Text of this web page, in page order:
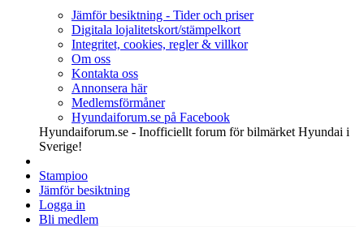
Jämför besiktning - Tider och priser
Digitala lojalitetskort/stämpelkort
Integritet, cookies, regler & villkor
Om oss
Kontakta oss
Annonsera här
Medlemsförmåner
Hyundaiforum.se på Facebook
Hyundaiforum.se - Inofficiellt forum för bilmärket Hyundai i
Sverige!
Stampioo
Jämför besiktning
Logga in
Bli medlem